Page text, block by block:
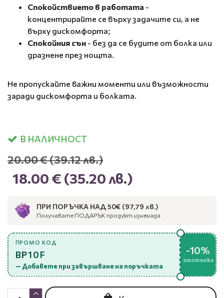
Спокойствието в работата -
концентрирайте се върху задачите си, а не
върху дискомфорта;
Спокойния сън - без да се будите от болка или
дразнене през нощта.
Не пропускайте важни моменти или възможности
заради дискомфорта и болката.
В НАЛИЧНОСТ
18.00 € (35.20 лв.)
20.00 €(39.12 лв.)
ПРИ ПОРЪЧКА НАД 50€ (97,79 лв.)
Получавате ПОДАРЪК продукт изненада
ПРОМО КОД
BP10F
— Добавете при завършване на поръчката
-10%
отстъпка